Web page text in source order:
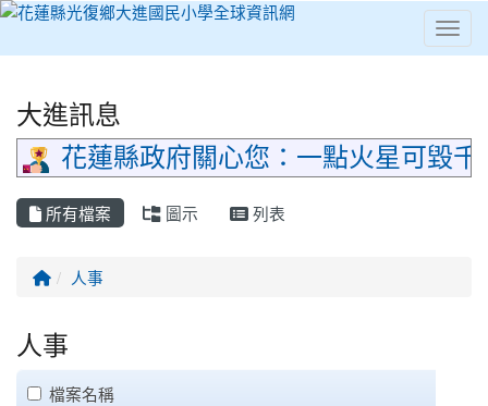
⏸
大進訊息
花蓮縣政府關心您：一點火星可毀
所有檔案 圖示 列表
回首頁
人事
人事
clickAll
檔案名稱